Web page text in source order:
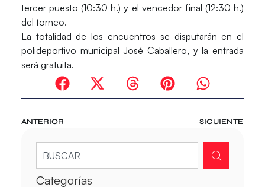
tercer puesto (10:30 h.) y el vencedor final (12:30 h.)
del torneo.
La totalidad de los encuentros se disputarán en el
polideportivo municipal José Caballero, y la entrada
será gratuita.
ANTERIOR SIGUIENTE
Categorías